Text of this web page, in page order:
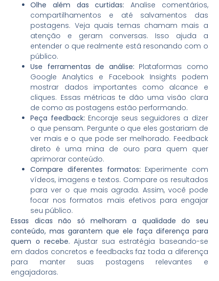
Olhe além das curtidas: Analise comentários,
compartilhamentos e até salvamentos das
postagens. Veja quais temas chamam mais a
atenção e geram conversas. Isso ajuda a
entender o que realmente está resonando com o
público.
Use ferramentas de análise: Plataformas como
Google Analytics e Facebook Insights podem
mostrar dados importantes como alcance e
cliques. Essas métricas te dão uma visão clara
de como as postagens estão performando.
Peça feedback: Encoraje seus seguidores a dizer
o que pensam. Pergunte o que eles gostariam de
ver mais e o que pode ser melhorado. Feedback
direto é uma mina de ouro para quem quer
aprimorar conteúdo.
Compare diferentes formatos: Experimente com
vídeos, imagens e textos. Compare os resultados
para ver o que mais agrada. Assim, você pode
focar nos formatos mais efetivos para engajar
seu público.
Essas dicas não só melhoram a qualidade do seu
conteúdo, mas garantem que ele faça diferença para
quem o recebe. Ajustar sua estratégia baseando-se
em dados concretos e feedbacks faz toda a diferença
para manter suas postagens relevantes e
engajadoras.